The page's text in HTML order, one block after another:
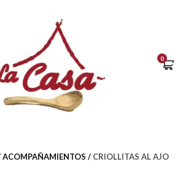
0
ACOMPAÑAMIENTOS CRIOLLITAS AL AJO